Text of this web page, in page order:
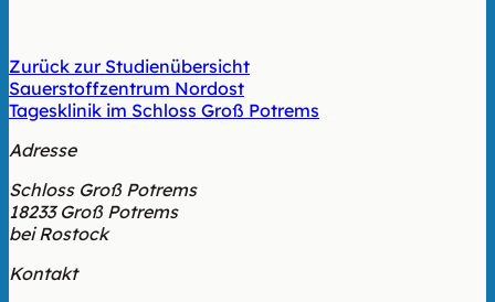
Zurück zur Studienübersicht
Sauerstoffzentrum Nordost
Tagesklinik im Schloss Groß Potrems
Adresse
Schloss Groß Potrems
18233 Groß Potrems
bei Rostock
Kontakt